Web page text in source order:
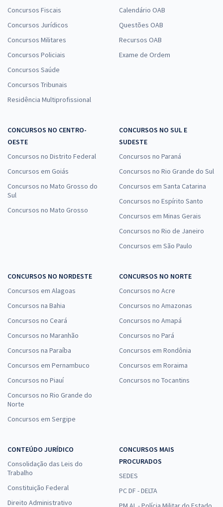
Concursos Fiscais
Concursos Jurídicos
Concursos Militares
Concursos Policiais
Concursos Saúde
Concursos Tribunais
Residência Multiprofissional
Calendário OAB
Questões OAB
Recursos OAB
Exame de Ordem
CONCURSOS NO CENTRO-
OESTE
Concursos no Distrito Federal
Concursos em Goiás
Concursos no Mato Grosso do
Sul
Concursos no Mato Grosso
CONCURSOS NO SUL E
SUDESTE
Concursos no Paraná
Concursos no Rio Grande do Sul
Concursos em Santa Catarina
Concursos no Espírito Santo
Concursos em Minas Gerais
Concursos no Rio de Janeiro
Concursos em São Paulo
CONCURSOS NO NORDESTE
Concursos em Alagoas
Concursos na Bahia
Concursos no Ceará
Concursos no Maranhão
Concursos na Paraíba
Concursos em Pernambuco
Concursos no Piauí
Concursos no Rio Grande do
Norte
Concursos em Sergipe
CONCURSOS NO NORTE
Concursos no Acre
Concursos no Amazonas
Concursos no Amapá
Concursos no Pará
Concursos em Rondônia
Concursos em Roraima
Concursos no Tocantins
CONTEÚDO JURÍDICO
Consolidação das Leis do
Trabalho
Constituição Federal
Direito Administrativo
CONCURSOS MAIS
PROCURADOS
SEDES
PC DF - DELTA